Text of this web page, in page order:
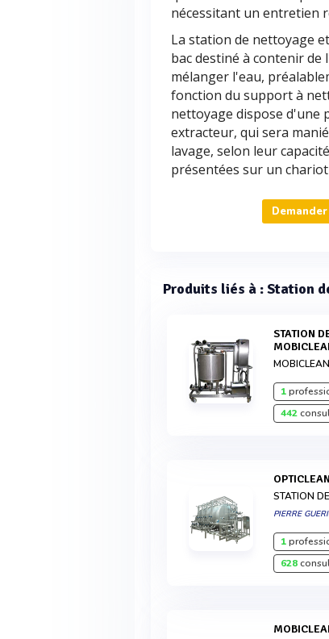
nécessitant un entretien
La station de nettoyage
bac destiné à contenir
mélanger l'eau,
fonction du support à
nettoyage dispose d'une
extracteur, qui sera
lavage, selon leur
présentées sur un
Produits liés à : Station
STATION DE NETTOYAGE DE LABORATOIRE
MOBICLEAN
1
442
STATION
PIERRE
1
628